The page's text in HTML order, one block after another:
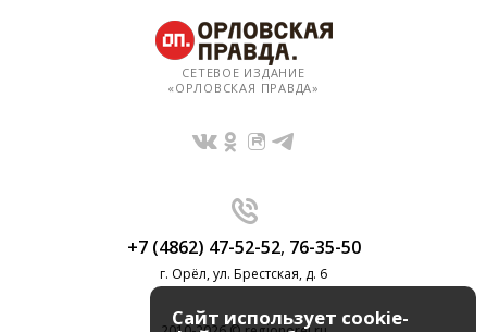
СЕТЕВОЕ ИЗДАНИЕ
«ОРЛОВСКАЯ ПРАВДА»
+7 (4862) 47-52-52, 76-35-50
г. Орёл, ул. Брестская, д. 6
Сайт использует cookie-